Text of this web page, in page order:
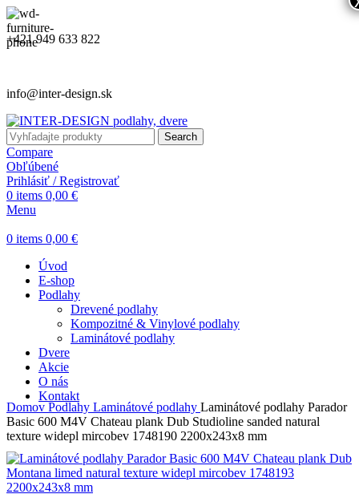
+421 949 633 822
info@inter-design.sk
Search
Compare
Obľúbené
Prihlásiť / Registrovať
0 items 0,00 €
Menu
0 items 0,00 €
Úvod
E-shop
Podlahy
Drevené podlahy
Kompozitné & Vinylové podlahy
Laminátové podlahy
Dvere
Akcie
O nás
Kontakt
Domov Podlahy Laminátové podlahy Laminátové podlahy Parador
Basic 600 M4V Chateau plank Dub Studioline sanded natural
texture widepl mircobev 1748190 2200x243x8 mm